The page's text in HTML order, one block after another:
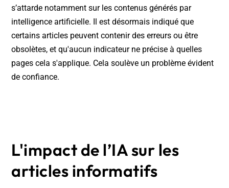
s’attarde notamment sur les contenus générés par
intelligence artificielle. Il est désormais indiqué que
certains articles peuvent contenir des erreurs ou être
obsolètes, et qu'aucun indicateur ne précise à quelles
pages cela s'applique. Cela soulève un problème évident
de confiance.
L'impact de l’IA sur les
articles informatifs